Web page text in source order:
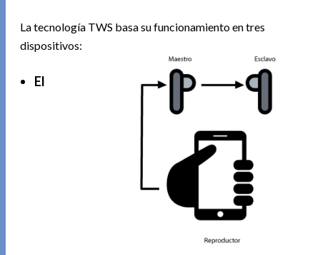
La tecnología TWS basa su funcionamiento en tres
dispositivos:
El